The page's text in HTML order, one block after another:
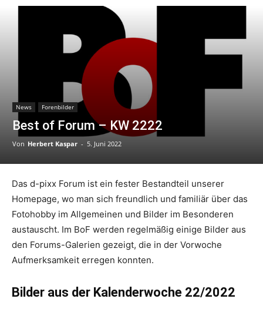
News Forenbilder
Best of Forum – KW 2222
Von Herbert Kaspar - 5. Juni 2022
Das d-pixx Forum ist ein fester Bestandteil unserer
Homepage, wo man sich freundlich und familiär über das
Fotohobby im Allgemeinen und Bilder im Besonderen
austauscht. Im BoF werden regelmäßig einige Bilder aus
den Forums-Galerien gezeigt, die in der Vorwoche
Aufmerksamkeit erregen konnten.
Bilder aus der Kalenderwoche 22/2022